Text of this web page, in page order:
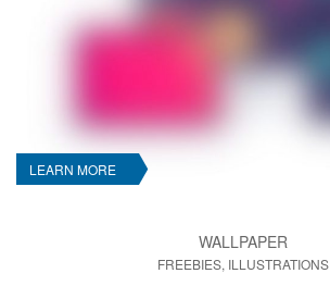
LEARN MORE
WALLPAPER
FREEBIES, ILLUSTRATIONS